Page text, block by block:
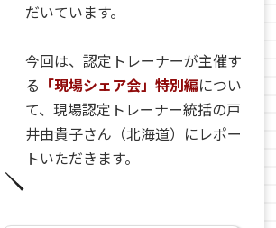
だいています。
今回は、認定トレーナーが主催す
る 「現場シェア会」特別編につい
て、現場認定トレーナー統括の戸
井由貴子さん（北海道）にレポー
トいただきます。